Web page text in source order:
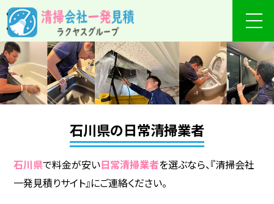
石川県の日常清掃業者
石川県で料金が安い日常清掃業者を選ぶなら、『清掃会社
一発見積りサイト』にご連絡ください。